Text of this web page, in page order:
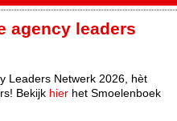
agency leaders
Leaders Netwerk 2026, hèt
Bekijk hier het Smoelenboek